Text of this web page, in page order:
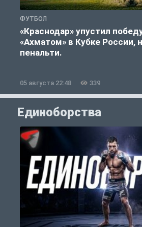
ФУТБОЛ
«Краснодар» упустил
«Ахматом» в Кубке России,
пенальти.
05 августа 22:48 339
Единоборства